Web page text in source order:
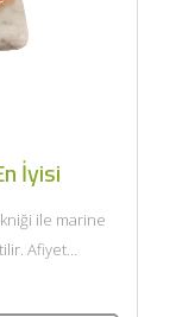
İyisi
ile marine